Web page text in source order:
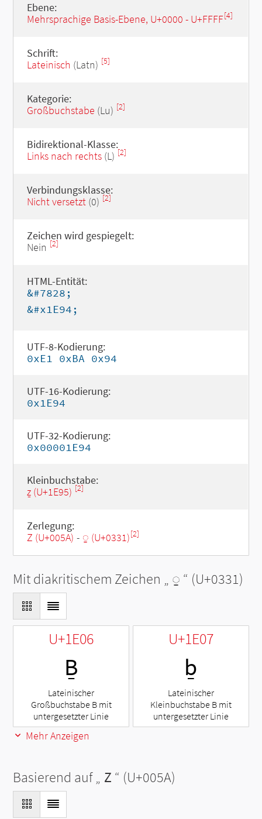
Ebene:
Mehrsprachige Basis-Ebene, U+0000 - U+FFFF[4]
Schrift:
Lateinisch (Latn) [5]
Kategorie:
Großbuchstabe (Lu) [2]
Bidirektional-Klasse:
Links nach rechts(L) [2]
Verbindungsklasse:
Nicht versetzt(0) [2]
Zeichen wird gespiegelt:
Nein [2]
HTML-Entität:
&#7828;
&#x1E94;
UTF-8-Kodierung:
0xE1 0xBA 0x94
UTF-16-Kodierung:
0x1E94
UTF-32-Kodierung:
0x00001E94
Kleinbuchstabe:
ẕ (U+1E95) [2]
Zerlegung:
Z (U+005A) - ◌̱ (U+0331)[2]
Mit diakritischem Zeichen „ ◌̱ “ (U+0331)
U+1E06
Ḇ
Lateinischer
Großbuchstabe B mit
untergesetzter Linie
U+1E07
ḇ
Lateinischer
Kleinbuchstabe B mit
untergesetzter Linie
Mehr Anzeigen
Basierend auf „ Z “ (U+005A)